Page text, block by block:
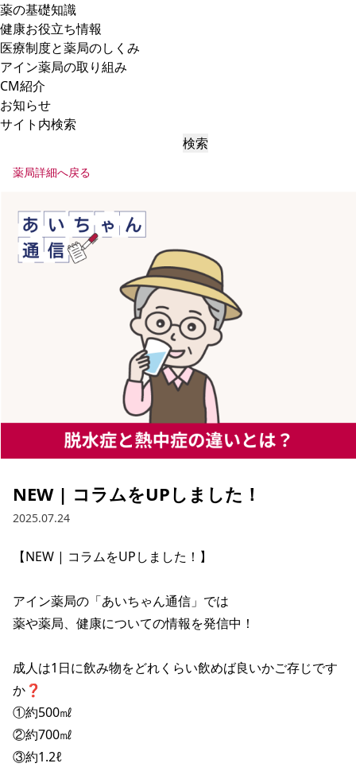
薬の基礎知識
健康お役立ち情報
医療制度と薬局のしくみ
アイン薬局の取り組み
CM紹介
お知らせ
サイト内検索
検索
薬局詳細へ戻る
NEW | コラムをUPしました！
2025.07.24
【NEW | コラムをUPしました！】
アイン薬局の「あいちゃん通信」では
薬や薬局、健康についての情報を発信中！
成人は1日に飲み物をどれくらい飲めば良いかご存じです
か❓
①約500㎖
②約700㎖
③約1.2ℓ